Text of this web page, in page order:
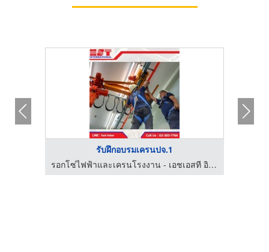
รับฝึกอบรมเครนปจ.1
รอกโซ่ไฟฟ้าและเครนโรงงาน - เอชเอสที อินเตอร์เนชั่นแนล